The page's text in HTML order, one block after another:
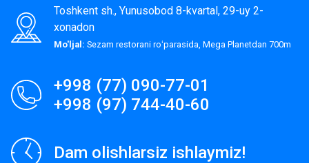
Toshkent sh., Yunusobod 8-kvartal, 29-uy 2-
xonadon
Mo'ljal: Sezam restorani roʻparasida, Mega Planetdan 700m
+998 (77) 090-77-01
+998 (97) 744-40-60
Dam olishlarsiz ishlaymiz!